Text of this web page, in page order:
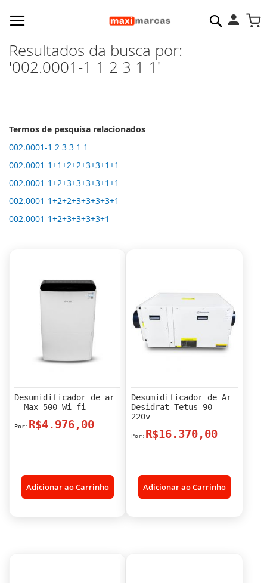
Pesquisa
Resultados da busca por:
'002.0001-1 1 2 3 1 1'
Termos de pesquisa relacionados
002.0001-1 2 3 3 1 1
002.0001-1+1+2+2+3+3+1+1
002.0001-1+2+3+3+3+3+1+1
002.0001-1+2+2+3+3+3+3+1
002.0001-1+2+3+3+3+3+1
Desumidificador de ar
- Max 500 Wi-fi
R$4.976,00
Adicionar ao Carrinho
Desumidificador de Ar
Desidrat Tetus 90 -
220v
R$16.370,00
Adicionar ao Carrinho